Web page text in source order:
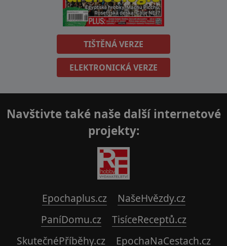
TIŠTĚNÁ VERZE
ELEKTRONICKÁ VERZE
Navštivte také naše další internetové
projekty:
Epochaplus.cz
NašeHvězdy.cz
PaníDomu.cz
TisíceReceptů.cz
SkutečnéPříběhy.cz
EpochaNaCestach.cz